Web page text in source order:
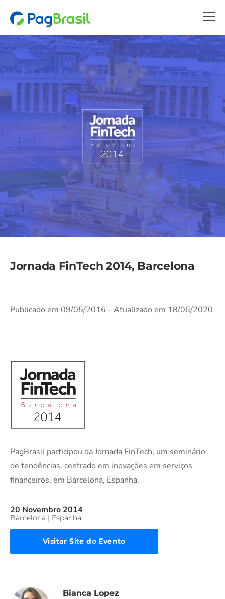
Jornada FinTech 2014, Barcelona
Publicado em 09/05/2016 - Atualizado em 18/06/2020
PagBrasil participou da Jornada FinTech, um seminário
de tendências, centrado em inovações em serviços
financeiros, em Barcelona, Espanha.
20 Novembro 2014
Barcelona | Espanha
Visitar Site do Evento
Bianca Lopez